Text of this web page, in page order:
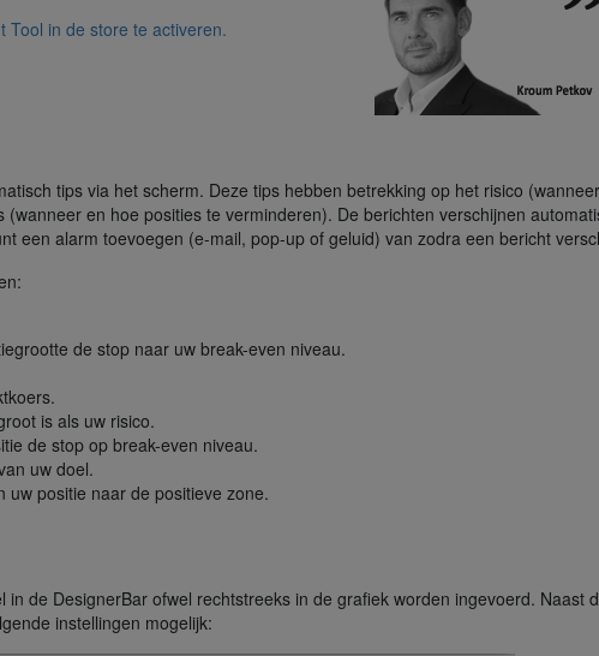
Tool in de store te activeren.
tips via het scherm. Deze tips hebben betrekking op het risico
en hoe posities te verminderen). De berichten verschijnen
een alarm toevoegen (e-mail, pop-up of geluid) van zodra een bericht
de stop naar uw break-even niveau.
is als uw risico.
de stop op break-even niveau.
uw doel.
positie naar de positieve zone.
de DesignerBar ofwel rechtstreeks in de grafiek worden ingevoerd. Naast
instellingen mogelijk: